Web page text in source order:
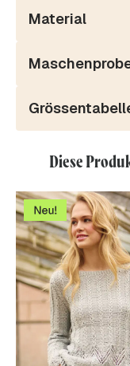
Material
Diese